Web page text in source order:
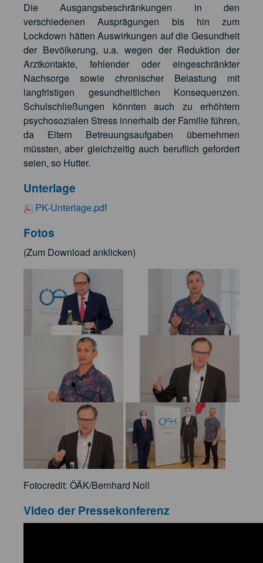
Die Ausgangsbeschränkungen in den
verschiedenen Ausprägungen bis hin zum
Lockdown hätten Auswirkungen auf die Gesundheit
der Bevölkerung, u.a. wegen der Reduktion der
Arztkontakte, fehlender oder eingeschränkter
Nachsorge sowie chronischer Belastung mit
langfristigen gesundheitlichen Konsequenzen.
Schulschließungen könnten auch zu erhöhtem
psychosozialen Stress innerhalb der Familie führen,
da Eltern Betreuungsaufgaben übernehmen
müssten, aber gleichzeitig auch beruflich gefordert
seien, so Hutter.
Unterlage
PK-Unterlage.pdf
Fotos
(Zum Download anklicken)
Fotocredit: ÖÄK/Bernhard Noll
Video der Pressekonferenz